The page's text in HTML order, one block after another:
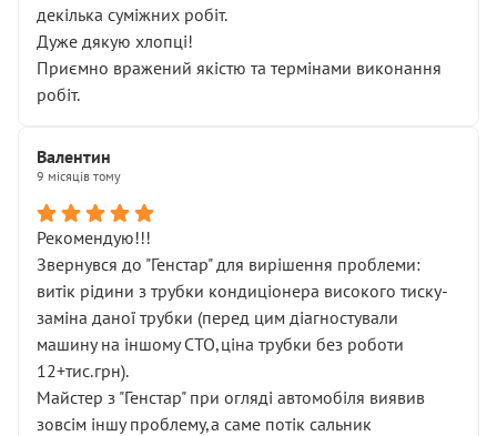
декілька суміжних робіт.
Дуже дякую хлопці!
Приємно вражений якістю та термінами виконання
робіт.
Валентин
9 місяців тому
Рекомендую!!!
Звернувся до "Генстар" для вирішення проблеми:
витік рідини з трубки кондиціонера високого тиску-
заміна даної трубки (перед цим діагностували
машину на іншому СТО,ціна трубки без роботи
12+тис.грн).
Майстер з "Генстар" при огляді автомобіля виявив
зовсім іншу проблему,а саме потік сальник